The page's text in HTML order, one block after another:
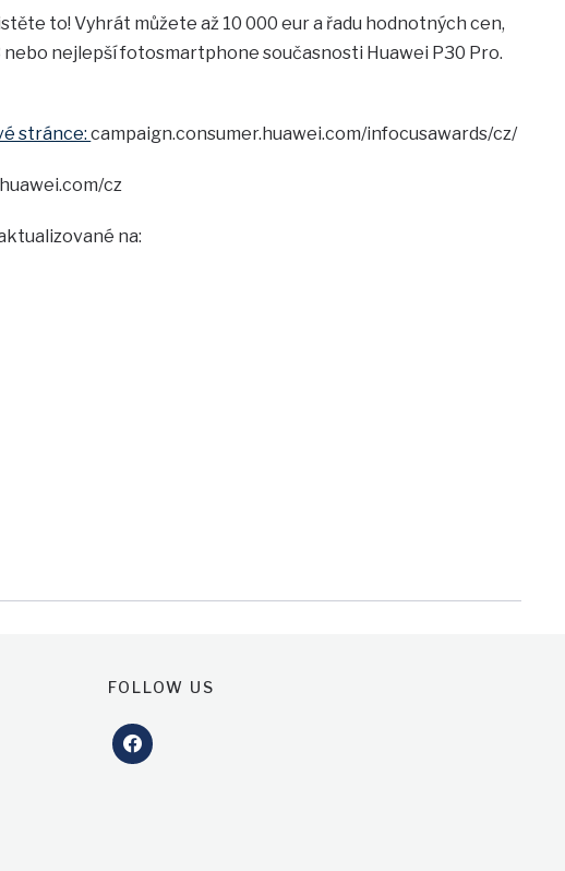
to! Vyhrát můžete až 10 000 eur a řadu hodnotných cen,
nejlepší fotosmartphone současnosti Huawei P30 Pro.
stránce:campaign.consumer.huawei.com/infocusawards/cz/
cz
na:
FOLLOW US
facebook